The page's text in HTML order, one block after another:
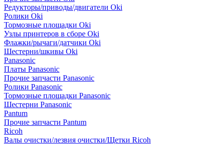
Редукторы/приводы/двигатели Oki
Ролики Oki
Тормозные площадки Oki
Узлы принтеров в сборе Oki
Флажки/рычаги/датчики Oki
Шестерни/шкивы Oki
Panasonic
Платы Panasonic
Прочие запчасти Panasonic
Ролики Panasonic
Тормозные площадки Panasonic
Шестерни Panasonic
Pantum
Прочие запчасти Pantum
Ricoh
Валы очистки/лезвия очистки/Щетки Ricoh